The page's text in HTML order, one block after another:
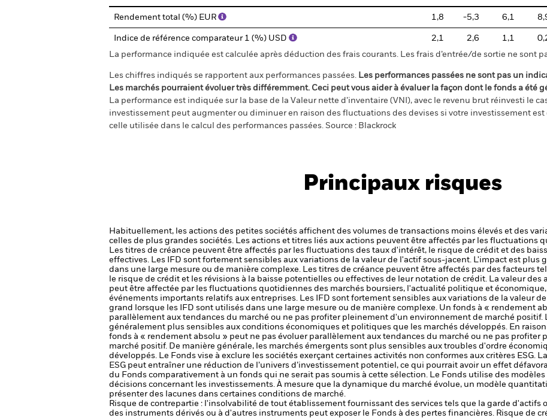
Rendement total (%) EUR 1,8 -5,3 6,1
Indice de référence comparateur 1 (%) USD 2,1 2,6 1,1
La performance indiquée est calculée après déduction des frais courants. Les frais d’entrée/de sortie ne sont
Les chiffres indiqués se rapportent aux performances passées. Les performances passées ne sont pas un
Les marchés pourraient évoluer très différemment. Ceci peut vous aider à évaluer la façon dont le fonds a été
La performance est indiquée sur la base de la Valeur nette d’inventaire (VNI), avec le revenu brut réinvesti le
investissement peut augmenter ou diminuer en raison des fluctuations des devises si votre investissement
celle utilisée dans le calcul des performances passées. Source : Blackrock
Principaux risques
Habituellement, les actions des petites sociétés affichent des volumes de transactions moins élevés et des
celles de plus grandes sociétés. Les actions et titres liés aux actions peuvent être affectés par les fluctuations
Les titres de créance peuvent être affectés par les fluctuations des taux d'intérêt, le risque de crédit et des
effectives. Les IFD sont fortement sensibles aux variations de la valeur de l'actif sous-jacent. L'impact est plus
dans une large mesure ou de manière complexe. Les titres de créance peuvent être affectés par des facteurs
le risque de crédit et les révisions à la baisse potentielles ou effectives de leur notation de crédit. La valeur des
peut être affectée par les fluctuations quotidiennes des marchés boursiers, l'actualité politique et
événements importants relatifs aux entreprises. Les IFD sont fortement sensibles aux variations de la valeur
grand lorsque les IFD sont utilisés dans une large mesure ou de manière complexe. Un fonds à « rendement
parallèlement aux tendances du marché ou ne pas profiter pleinement d'un environnement de marché positif.
généralement plus sensibles aux conditions économiques et politiques que les marchés développés. En
fonds à « rendement absolu » peut ne pas évoluer parallèlement aux tendances du marché ou ne pas
marché positif. De manière générale, les marchés émergents sont plus sensibles aux troubles d'ordre
développés. Le Fonds vise à exclure les sociétés exerçant certaines activités non conformes aux critères ESG.
ESG peut entraîner une réduction de l’univers d’investissement potentiel, ce qui pourrait avoir un effet
du Fonds comparativement à un fonds qui ne serait pas soumis à cette sélection. Le Fonds utilise des
décisions concernant les investissements. À mesure que la dynamique du marché évolue, un modèle
présenter des lacunes dans certaines conditions de marché.
Risque de contrepartie : l'insolvabilité de tout établissement fournissant des services tels que la garde d'actifs
des instruments dérivés ou à d'autres instruments peut exposer le Fonds à des pertes financières. Risque de